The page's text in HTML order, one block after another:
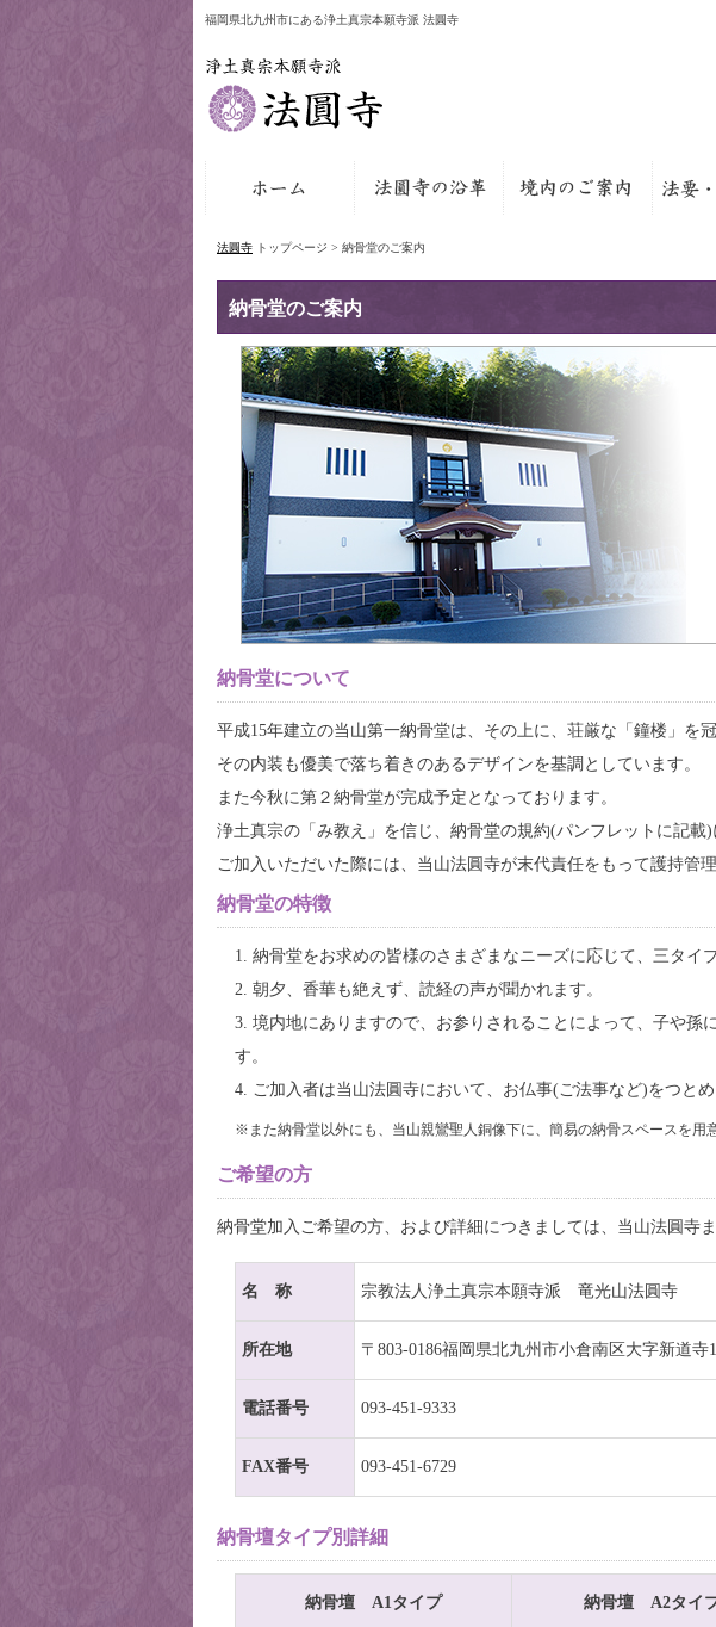
福岡県北九州市にある浄土真宗本願寺派 法圓寺
法圓寺 トップページ > 納骨堂のご案内
納骨堂のご案内
納骨堂について
平成15年建立の当山第一納骨堂は、その上に、荘厳な「鐘楼」を
その内装も優美で落ち着きのあるデザインを基調としています。
また今秋に第２納骨堂が完成予定となっております。
浄土真宗の「み教え」を信じ、納骨堂の規約(パンフレットに記
ご加入いただいた際には、当山法圓寺が末代責任をもって護持管
納骨堂の特徴
1. 納骨堂をお求めの皆様のさまざまなニーズに応じて、三タイ
2. 朝夕、香華も絶えず、読経の声が聞かれます。
3. 境内地にありますので、お参りされることによって、子や孫
す。
4. ご加入者は当山法圓寺において、お仏事(ご法事など)をつとめ
※また納骨堂以外にも、当山親鸞聖人銅像下に、簡易の納骨スペースを用
ご希望の方
納骨堂加入ご希望の方、および詳細につきましては、当山法圓寺
名 称 宗教法人浄土真宗本願寺派 竜光山法圓寺
所在地 〒803-0186福岡県北九州市小倉南区大字新道寺
電話番号 093-451-9333
FAX番号 093-451-6729
納骨壇タイプ別詳細
納骨壇 A1タイプ 納骨壇 A2タイ